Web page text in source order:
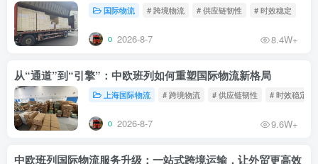
国际物流 # 跨境物流 # 供应链韧性 # 时效稳定
2026-8-7 8.4W+
从“通道”到“引擎”：中欧班列如何重塑国际物流新格局
上海国际物流 # 跨境物流 # 供应链韧性 # 时效稳定
2026-8-7 9.6W+
中欧班列国际物流服务升级：一站式跨境运输，让外贸更高效